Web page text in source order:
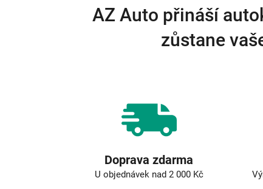
AZ Auto přináší
zůstane
Doprava zdarma
U objednávek nad 2 000 Kč